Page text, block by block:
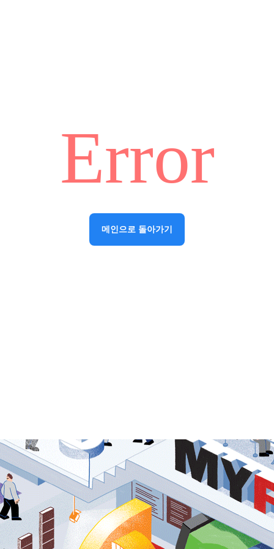
Error
메인으로 돌아가기